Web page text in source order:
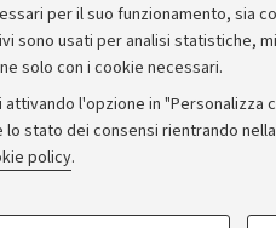
per il suo funzionamento,
sono usati per analisi statistiche,
solo con i cookie necessari.
l'opzione in
stato dei consensi rientrando
policy.
Rassegna stampa